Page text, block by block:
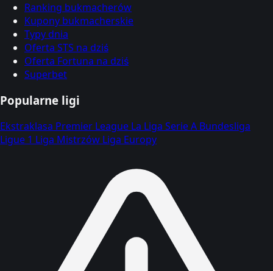
Ranking bukmacherów
Kupony bukmacherskie
Typy dnia
Oferta STS na dziś
Oferta Fortuna na dziś
Superbet
Popularne ligi
Ekstraklasa Premier League La Liga Serie A Bundesliga
Ligue 1 Liga Mistrzów Liga Europy